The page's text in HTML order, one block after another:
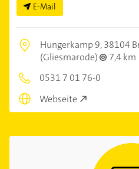
E-Mail
Hungerkamp 9,38104
(Gliesmarode)
7,4 km
0531 7 01 76-0
Webseite